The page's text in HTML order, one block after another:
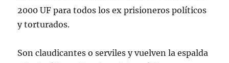
2000 UF para todos los ex prisioneros políticos
y torturados.
Son claudicantes o serviles y vuelven la espalda